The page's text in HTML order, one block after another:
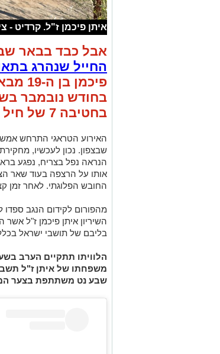
איתן פיכמן ז"ל. קרדיט -
אבל כבד בבאר
החייל שנהרג
בחטיבה 7 של חיל השריון בתפקיד טען.
האירוע הטראגי התרחש
שבצפון. נכון לעכשיו,
הנראה נפל בצריח, נפגע
אותו על הרצפה בעוד שאר
החובש הפלוגתי. לאחר זמן
מהפורום לקידום הנגב ספדו
השיריון איתן פיכמן ז"ל
בליבם של תושבי ישראל
משפחתו של איתן ז"ל
שבע נט משתתפת בצער